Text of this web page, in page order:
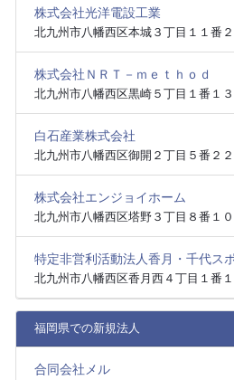
株式会社光洋電設工業
北九州市八幡西区本城３丁目１１番
株式会社ＮＲＴ－ｍｅｔｈｏｄ
北九州市八幡西区黒崎５丁目１番１
白石産業株式会社
北九州市八幡西区御開２丁目５番２
株式会社エンジョイホーム
北九州市八幡西区塔野３丁目８番１
特定非営利活動法人香月・千代ス
北九州市八幡西区香月西４丁目１番
福岡県での新規法人
合同会社メル